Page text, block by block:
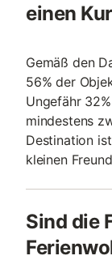
einen
Gemäß den
56% der
Ungefähr
mindestens
Destination
kleinen
Sind die